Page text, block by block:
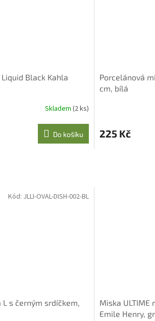
Black Kahla
Skladem (2 ks)
Do košíku
Porcelánová
cm, bílá
225 Kč
L s černým srdíčkem,
Kód: JLLI-OVAL-DISH-002-BL
Miska ULTIME
Emile Henry,